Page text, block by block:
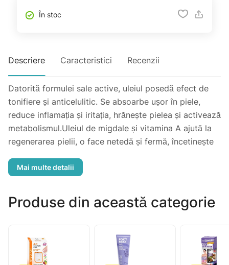
În stoc
Descriere Caracteristici Recenzii
Datorită formulei sale active, uleiul posedă efect de
tonifiere și anticelulitic. Se absoarbe ușor în piele,
reduce inflamația și iritația, hrănește pielea și activează
metabolismul.Uleiul de migdale și vitamina A ajută la
regenerarea pielii, o face netedă și fermă, încetinește
rugozitatea.
Produse din această categorie